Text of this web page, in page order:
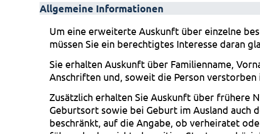
Allgemeine Informationen
Um eine erweiterte Auskunft über einzelne
müssen Sie ein berechtigtes Interesse daran
Sie erhalten Auskunft über Familienname,
Anschriften und, soweit die Person verstorben
Zusätzlich erhalten Sie Auskunft über frühere
Geburtsort sowie bei Geburt im Ausland auch
beschränkt, auf die Angabe, ob verheiratet